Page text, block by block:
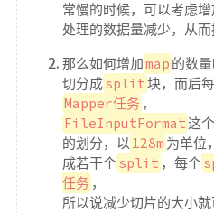
常慢的时候，可以考虑增
处理的数据量减少，从
那么如何增加map 的数
切分成split块，而后
Mapper任务 ，
FileInputFormat这
的划分，以 128m 为单位
成若干个split ，每个
任务 ，
所以说减少切片的大小